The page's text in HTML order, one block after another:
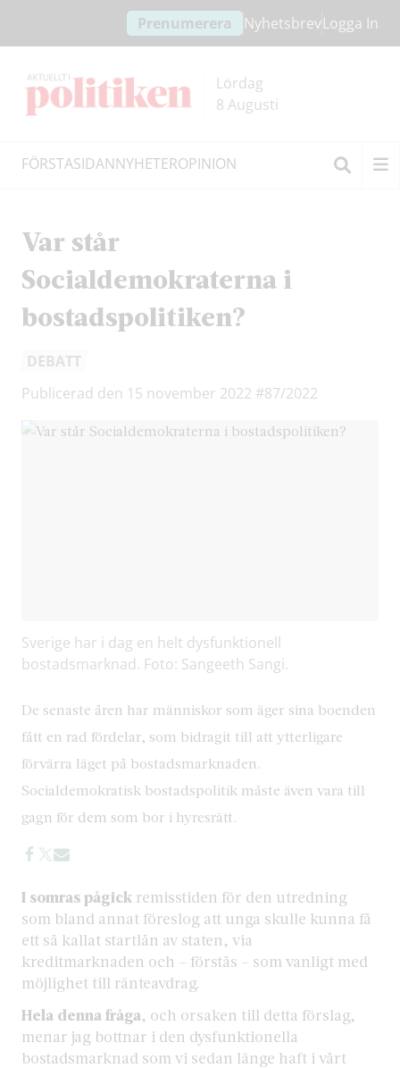
innehållet
headern
Prenumerera NyhetsbrevLogga In
Lördag
8 Augusti
FÖRSTASIDANNYHETEROPINION
Var står
Socialdemokraterna i
bostadspolitiken?
DEBATT
Publicerad den 15 november 2022 #87/2022
Sverige har i dag en helt dysfunktionell
bostadsmarknad. Foto: Sangeeth Sangi.
De senaste åren har människor som äger sina boenden
fått en rad fördelar, som bidragit till att ytterligare
förvärra läget på bostadsmarknaden.
Socialdemokratisk bostadspolitik måste även vara till
gagn för dem som bor i hyresrätt.
I somras pågick remisstiden för den utredning
som bland annat föreslog att unga skulle kunna få
ett så kallat startlån av staten, via
kreditmarknaden och – förstås – som vanligt med
möjlighet till ränteavdrag.
Hela denna fråga, och orsaken till detta förslag,
menar jag bottnar i den dysfunktionella
bostadsmarknad som vi sedan länge haft i vårt